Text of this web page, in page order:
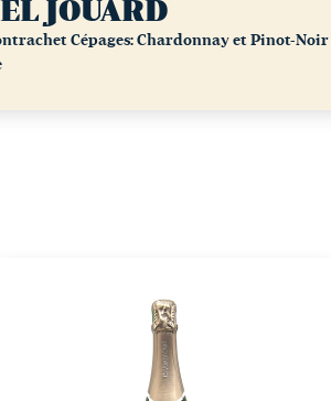
JOUARD
Cépages: Chardonnay et Pinot-Noir